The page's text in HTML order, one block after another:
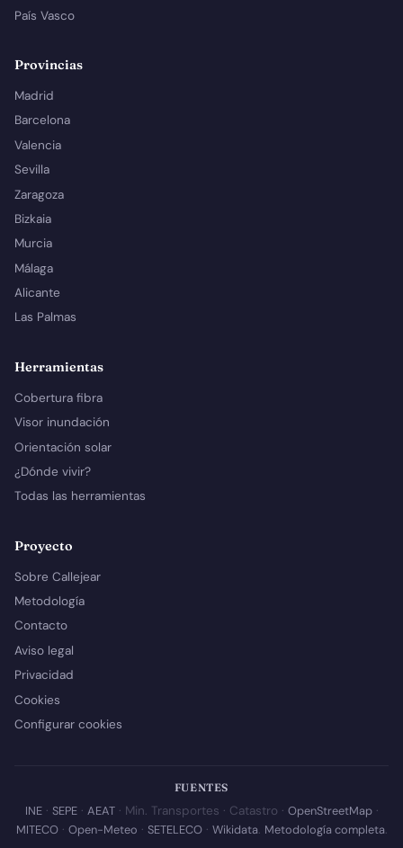
País Vasco
Provincias
Madrid
Barcelona
Valencia
Sevilla
Zaragoza
Bizkaia
Murcia
Málaga
Alicante
Las Palmas
Herramientas
Cobertura fibra
Visor inundación
Orientación solar
¿Dónde vivir?
Todas las herramientas
Proyecto
Sobre Callejear
Metodología
Contacto
Aviso legal
Privacidad
Cookies
Configurar cookies
FUENTES
INE· SEPE· AEAT· Min. Transportes · Catastro · OpenStreetMap·
MITECO· Open-Meteo · SETELECO· Wikidata. Metodología completa.